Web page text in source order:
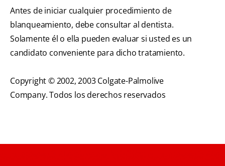
Antes de iniciar cualquier procedimiento de
blanqueamiento, debe consultar al dentista.
Solamente él o ella pueden evaluar si usted es un
candidato conveniente para dicho tratamiento.
Copyright © 2002, 2003 Colgate-Palmolive
Company. Todos los derechos reservados